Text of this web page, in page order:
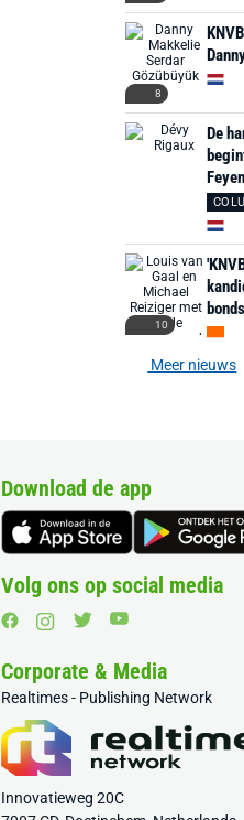
8
De
10
Meer nieuws
Download de app
Volg ons op social media
Corporate & Media
Realtimes - Publishing Network
Innovatieweg 20C